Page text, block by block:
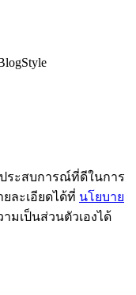
ระสบการณ์ที่ดีในการ
ละเอียดได้ที่ นโยบาย
มเป็นส่วนตัวเองได้